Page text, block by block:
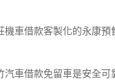
機車借款客製化的永康預
汽車借款免留車是安全可